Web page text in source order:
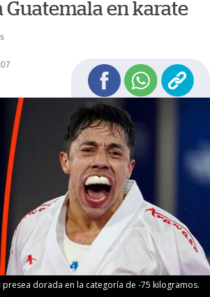
Guatemala en karate
dorada en la categoría de -75 kilogramos.